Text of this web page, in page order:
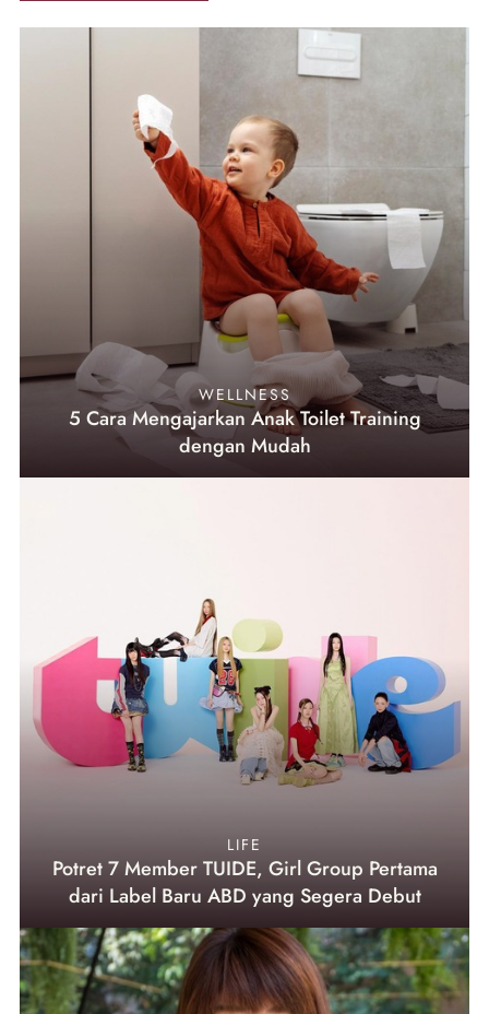
WELLNESS
5 Cara Mengajarkan Anak Toilet Training
dengan Mudah
LIFE
Potret 7 Member TUIDE, Girl Group Pertama
dari Label Baru ABD yang Segera Debut